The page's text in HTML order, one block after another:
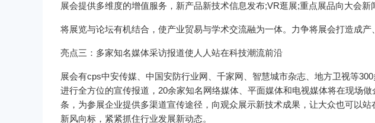
展会提供多维度的增值服务，新产品新技术信息发布;VR逛展;重点展品向大会新
将展览与论坛有机结合，使产业贸易与学术交流融为一体。力争将展会打造成产
亮点三：多家知名媒体采访报道使人人站在科技潮流前沿
展会有cps中安传媒、中国安防行业网、千家网、智慧城市杂志、地方卫视等
进行全方位的宣传报道，20余家知名网络媒体、平面媒体和电视媒体将在现场
条，为参展企业提供多渠道宣传途径，向观众展示新技术成果，让大众也可以
新风向标，紧紧抓住行业发展新动态。